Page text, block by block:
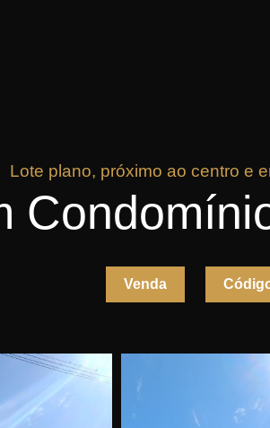
Lote plano, próximo ao centro e
Venda